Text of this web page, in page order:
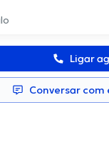
Ligar
Conversar com